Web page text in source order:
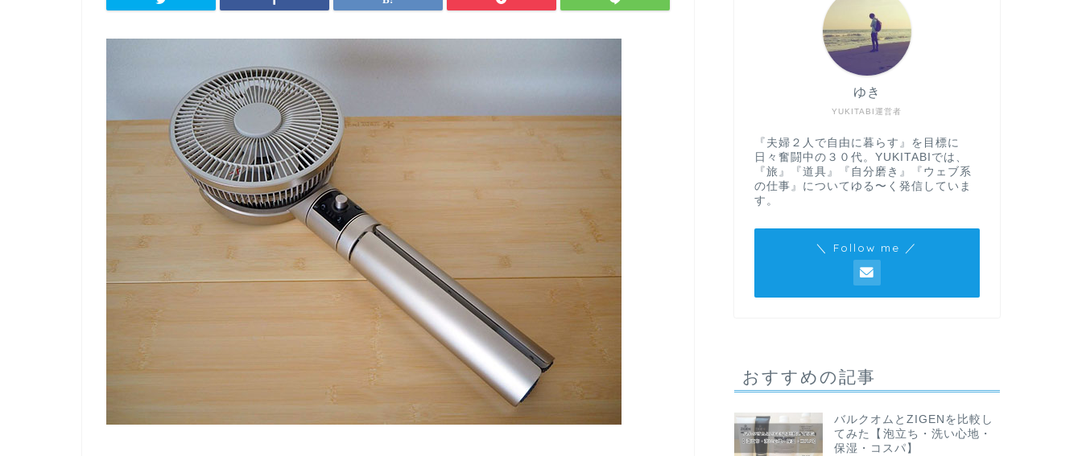
YUKITABI運営者
ゆき
『夫婦２人で自由に暮らす』を目標に
日々奮闘中の３０代。YUKITABIでは、
『旅』『道具』『自分磨き』『ウェブ系
の仕事』についてゆる〜く発信していま
す。
＼ Follow me ／
おすすめの記事
バルクオムとZIGENを比較し
てみた【泡立ち・洗い心地・
保湿・コスパ】